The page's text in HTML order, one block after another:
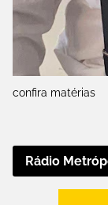
confira matérias
Rádio